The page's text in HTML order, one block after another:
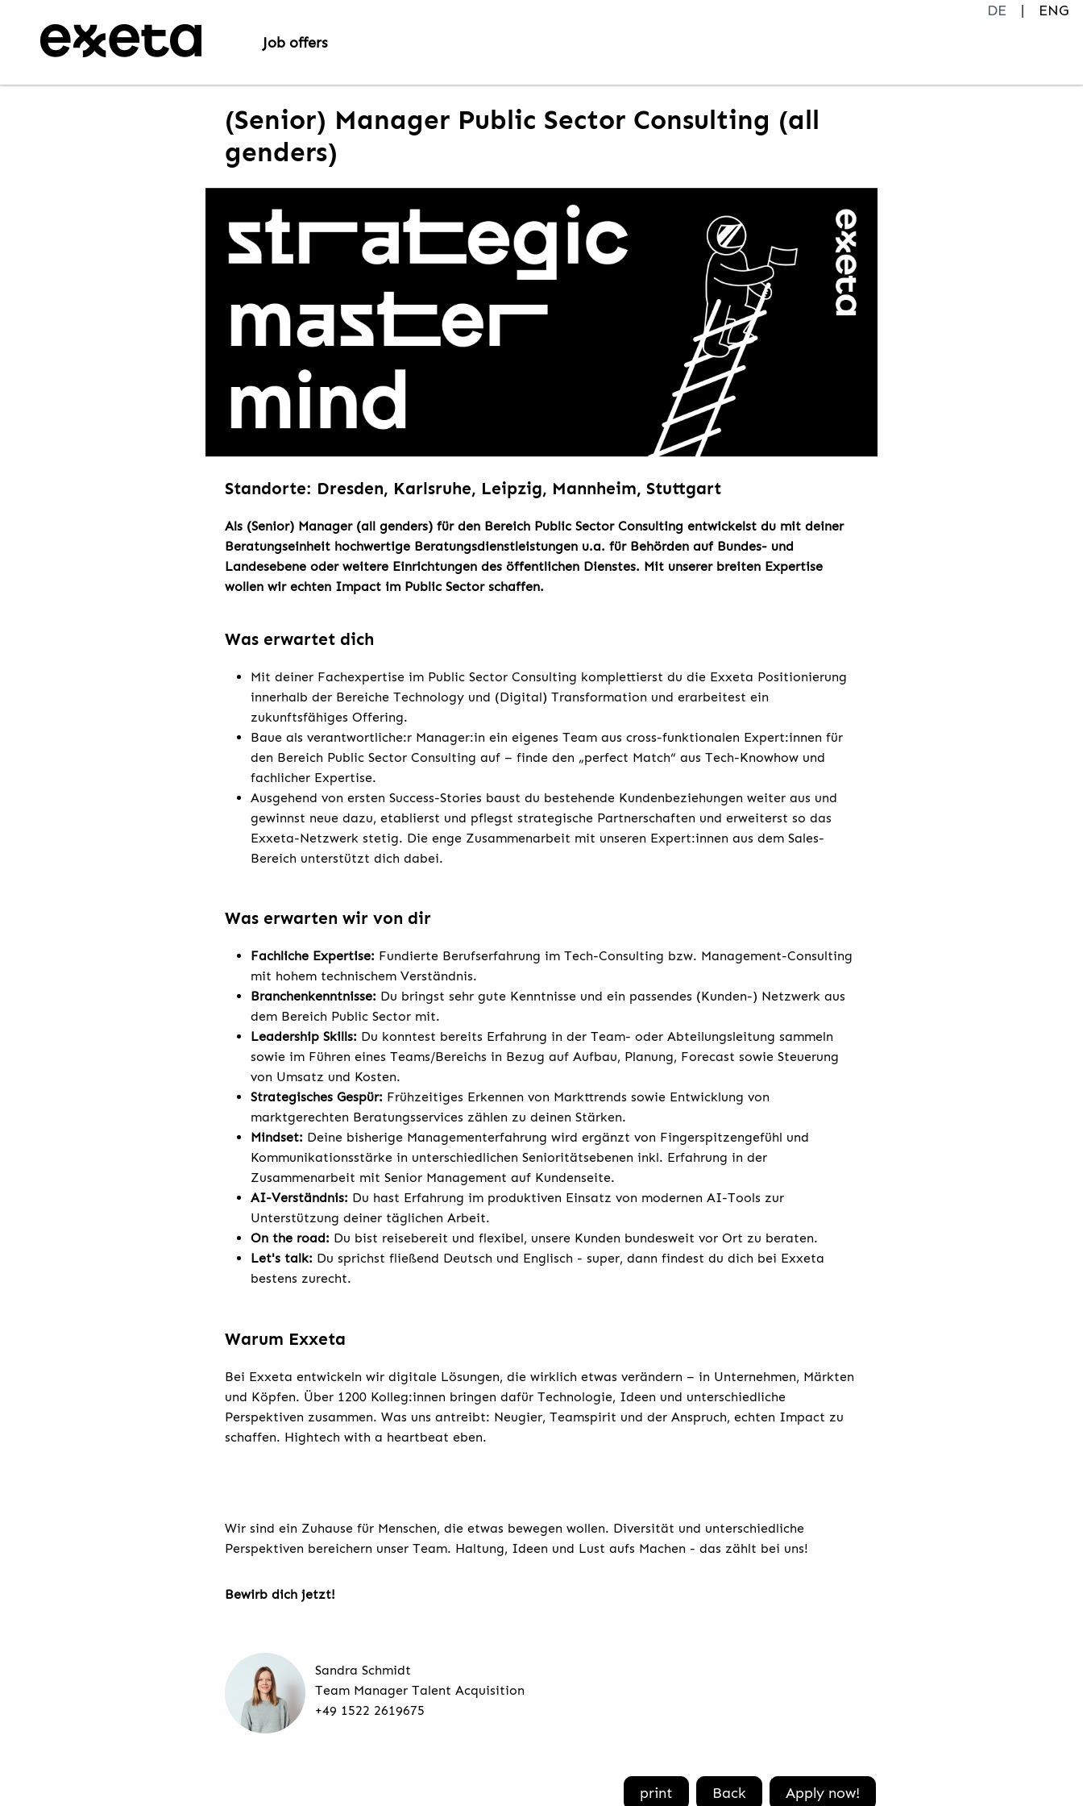
DE
ENG
Job offers
(Senior) Manager Public Sector Consulting (all
genders)
Standorte: Dresden, Karlsruhe, Leipzig, Mannheim, Stuttgart
Als (Senior) Manager (all genders) für den Bereich Public Sector Consulting entwickelst du mit deiner
Beratungseinheit hochwertige Beratungsdienstleistungen u.a. für Behörden auf Bundes- und
Landesebene oder weitere Einrichtungen des öffentlichen Dienstes. Mit unserer breiten Expertise
wollen wir echten Impact im Public Sector schaffen.
Was erwartet dich
Mit deiner Fachexpertise im Public Sector Consulting komplettierst du die Exxeta Positionierung
innerhalb der Bereiche Technology und (Digital) Transformation und erarbeitest ein
zukunftsfähiges Offering.
Baue als verantwortliche:r Manager:in ein eigenes Team aus cross-funktionalen Expert:innen für
den Bereich Public Sector Consulting auf – finde den „perfect Match“ aus Tech-Knowhow und
fachlicher Expertise.
Ausgehend von ersten Success-Stories baust du bestehende Kundenbeziehungen weiter aus und
gewinnst neue dazu, etablierst und pflegst strategische Partnerschaften und erweiterst so das
Exxeta-Netzwerk stetig. Die enge Zusammenarbeit mit unseren Expert:innen aus dem Sales-
Bereich unterstützt dich dabei.
Was erwarten wir von dir
Fachliche Expertise: Fundierte Berufserfahrung im Tech-Consulting bzw. Management-Consulting
mit hohem technischem Verständnis.
Branchenkenntnisse: Du bringst sehr gute Kenntnisse und ein passendes (Kunden-) Netzwerk aus
dem Bereich Public Sector mit.
Leadership Skills: Du konntest bereits Erfahrung in der Team- oder Abteilungsleitung sammeln
sowie im Führen eines Teams/Bereichs in Bezug auf Aufbau, Planung, Forecast sowie Steuerung
von Umsatz und Kosten.
Strategisches Gespür: Frühzeitiges Erkennen von Markttrends sowie Entwicklung von
marktgerechten Beratungsservices zählen zu deinen Stärken.
Mindset: Deine bisherige Managementerfahrung wird ergänzt von Fingerspitzengefühl und
Kommunikationsstärke in unterschiedlichen Senioritätsebenen inkl. Erfahrung in der
Zusammenarbeit mit Senior Management auf Kundenseite.
AI-Verständnis: Du hast Erfahrung im produktiven Einsatz von modernen AI-Tools zur
Unterstützung deiner täglichen Arbeit.
On the road: Du bist reisebereit und flexibel, unsere Kunden bundesweit vor Ort zu beraten.
Let's talk: Du sprichst fließend Deutsch und Englisch - super, dann findest du dich bei Exxeta
bestens zurecht.
Warum Exxeta
Bei Exxeta entwickeln wir digitale Lösungen, die wirklich etwas verändern – in Unternehmen, Märkten
und Köpfen. Über 1200 Kolleg:innen bringen dafür Technologie, Ideen und unterschiedliche
Perspektiven zusammen. Was uns antreibt: Neugier, Teamspirit und der Anspruch, echten Impact zu
schaffen. Hightech with a heartbeat eben.
Wir sind ein Zuhause für Menschen, die etwas bewegen wollen. Diversität und unterschiedliche
Perspektiven bereichern unser Team. Haltung, Ideen und Lust aufs Machen - das zählt bei uns!
Bewirb dich jetzt!
Sandra Schmidt
Team Manager Talent Acquisition
+49 1522 2619675
print Back Apply now!